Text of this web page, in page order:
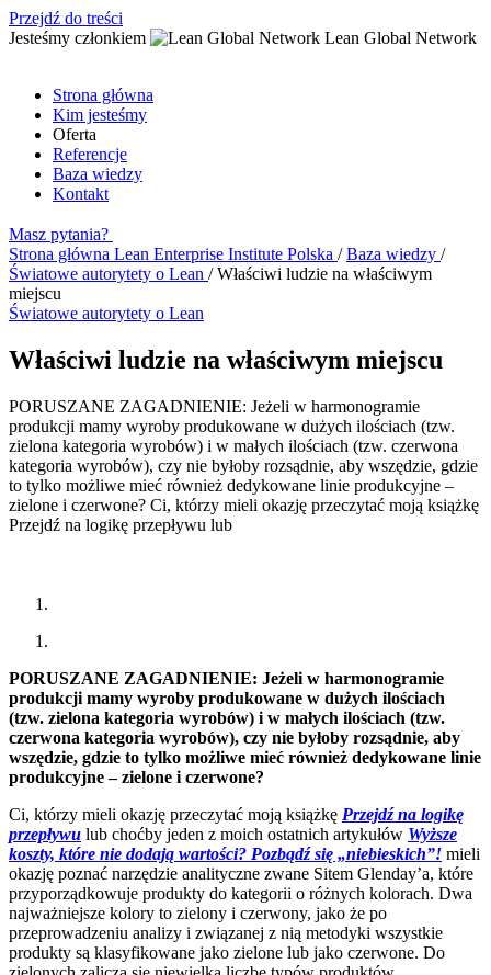
Przejdź do treści
Jesteśmy członkiem
Lean Global Network
Strona główna
Kim jesteśmy
Oferta
Referencje
Baza wiedzy
Kontakt
Masz pytania?
Strona główna Lean Enterprise Institute Polska /Baza wiedzy /
Światowe autorytety o Lean /Właściwi ludzie na właściwym
miejscu
Światowe autorytety o Lean
Właściwi ludzie na właściwym miejscu
PORUSZANE ZAGADNIENIE: Jeżeli w harmonogramie
produkcji mamy wyroby produkowane w dużych ilościach (tzw.
zielona kategoria wyrobów) i w małych ilościach (tzw. czerwona
kategoria wyrobów), czy nie byłoby rozsądnie, aby wszędzie, gdzie
to tylko możliwe mieć również dedykowane linie produkcyjne –
zielone i czerwone? Ci, którzy mieli okazję przeczytać moją książkę
Przejdź na logikę przepływu lub
PORUSZANE ZAGADNIENIE: Jeżeli w harmonogramie
produkcji mamy wyroby produkowane w dużych ilościach
(tzw. zielona kategoria wyrobów) i w małych ilościach (tzw.
czerwona kategoria wyrobów), czy nie byłoby rozsądnie, aby
wszędzie, gdzie to tylko możliwe mieć również dedykowane linie
produkcyjne – zielone i czerwone?
Ci, którzy mieli okazję przeczytać moją książkę Przejdź na logikę
przepływu lub choćby jeden z moich ostatnich artykułów Wyższe
koszty, które nie dodają wartości? Pozbądź się „niebieskich”! mieli
okazję poznać narzędzie analityczne zwane Sitem Glenday’a, które
przyporządkowuje produkty do kategorii o różnych kolorach. Dwa
najważniejsze kolory to zielony i czerwony, jako że po
przeprowadzeniu analizy i związanej z nią metodyki wszystkie
produkty są klasyfikowane jako zielone lub jako czerwone. Do